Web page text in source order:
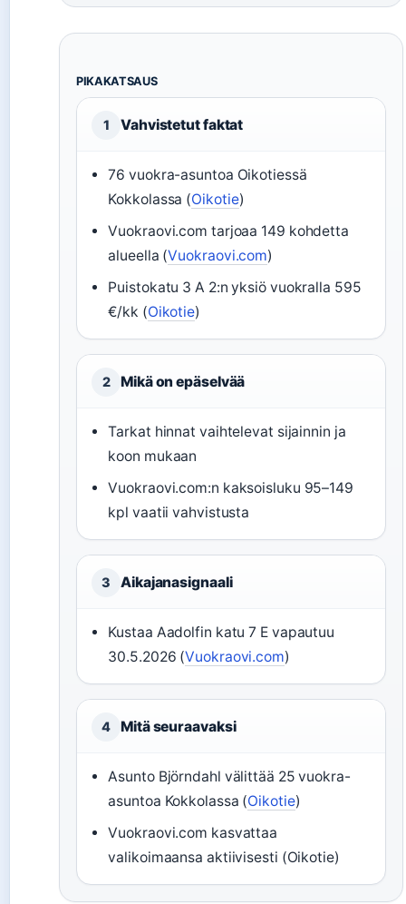
PIKAKATSAUS
1 Vahvistetut faktat
76 vuokra-asuntoa Oikotiessä
Kokkolassa (Oikotie)
Vuokraovi.com tarjoaa 149 kohdetta
alueella (Vuokraovi.com)
Puistokatu 3 A 2:n yksiö vuokralla 595
€/kk (Oikotie)
2 Mikä on epäselvää
Tarkat hinnat vaihtelevat sijainnin ja
koon mukaan
Vuokraovi.com:n kaksoisluku 95–149
kpl vaatii vahvistusta
3 Aikajanasignaali
Kustaa Aadolfin katu 7 E vapautuu
30.5.2026 (Vuokraovi.com)
4 Mitä seuraavaksi
Asunto Björndahl välittää 25 vuokra-
asuntoa Kokkolassa (Oikotie)
Vuokraovi.com kasvattaa
valikoimaansa aktiivisesti (Oikotie)